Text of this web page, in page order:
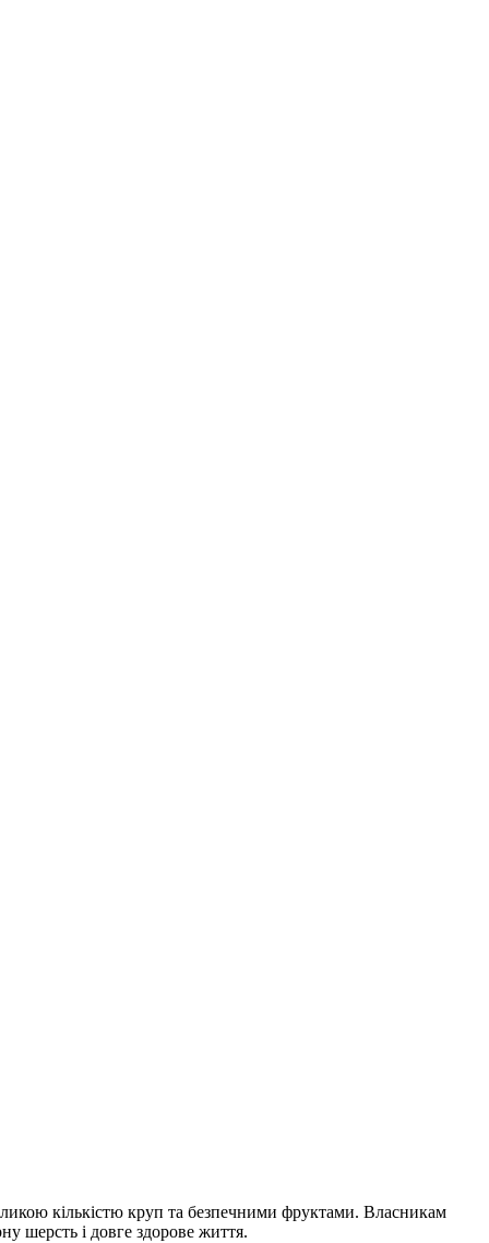
кількістю круп та безпечними фруктами. Власникам
шерсть і довге здорове життя.